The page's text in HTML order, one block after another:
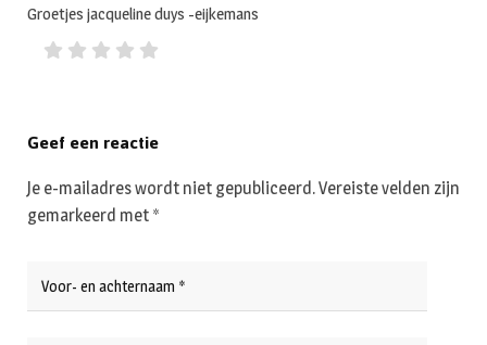
Groetjes jacqueline duys -eijkemans
Geef een reactie
Je e-mailadres wordt niet gepubliceerd.Vereiste velden zijn
gemarkeerd met *